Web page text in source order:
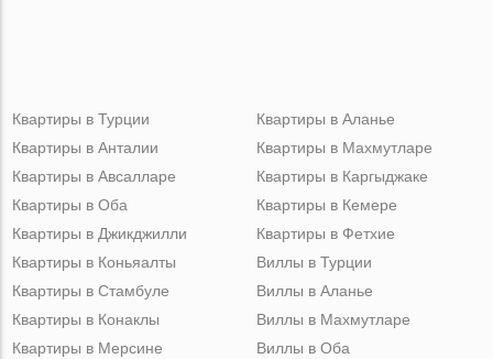
Квартиры в Турции
Квартиры в Анталии
Квартиры в Авсалларе
Квартиры в Оба
Квартиры в Джикджилли
Квартиры в Аланье
Квартиры в Махмутларе
Квартиры в Каргыджаке
Квартиры в Кемере
Квартиры в Фетхие
Квартиры в Коньяалты
Квартиры в Стамбуле
Квартиры в Конаклы
Квартиры в Мерсине
Виллы в Турции
Виллы в Аланье
Виллы в Махмутларе
Виллы в Оба